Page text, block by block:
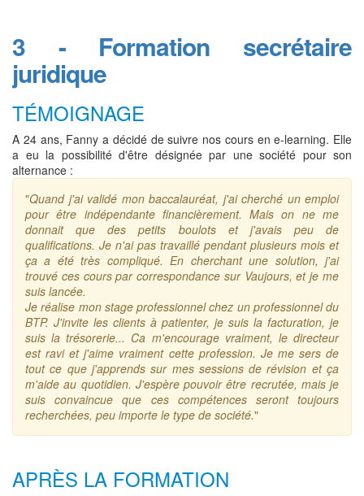
3 - Formation secrétaire
juridique
TÉMOIGNAGE
A 24 ans, Fanny a décidé de suivre nos cours en e-learning. Elle
a eu la possibilité d'être désignée par une société pour son
alternance :
"Quand j'ai validé mon baccalauréat, j'ai cherché un emploi
pour être indépendante financièrement. Mais on ne me
donnait que des petits boulots et j'avais peu de
qualifications. Je n'ai pas travaillé pendant plusieurs mois et
ça a été très compliqué. En cherchant une solution, j'ai
trouvé ces cours par correspondance sur Vaujours, et je me
suis lancée.
Je réalise mon stage professionnel chez un professionnel du
BTP. J'invite les clients à patienter, je suis la facturation, je
suis la trésorerie... Ca m'encourage vraiment, le directeur
est ravi et j'aime vraiment cette profession. Je me sers de
tout ce que j'apprends sur mes sessions de révision et ça
m'aide au quotidien. J'espère pouvoir être recrutée, mais je
suis convaincue que ces compétences seront toujours
recherchées, peu importe le type de société."
APRÈS LA FORMATION